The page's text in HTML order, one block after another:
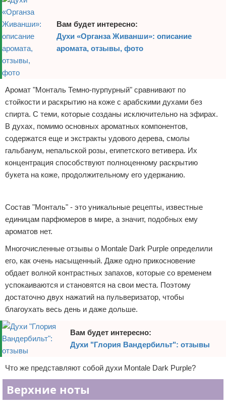
Вам будет интересно:
Духи «Органза Живанши»: описание
аромата, отзывы, фото
Аромат "Монталь Темно-пурпурный" сравнивают по
стойкости и раскрытию на коже с арабскими духами без
спирта. С теми, которые созданы исключительно на эфирах.
В духах, помимо основных ароматных компонентов,
содержатся еще и экстракты удового дерева, смолы
гальбанум, непальской розы, египетского ветивера. Их
концентрация способствуют полноценному раскрытию
букета на коже, продолжительному его удержанию.
Состав "Монталь" - это уникальные рецепты, известные
единицам парфюмеров в мире, а значит, подобных ему
ароматов нет.
Многочисленные отзывы о Montale Dark Purple определили
его, как очень насыщенный. Даже одно прикосновение
обдает волной контрастных запахов, которые со временем
успокаиваются и становятся на свои места. Поэтому
достаточно двух нажатий на пульверизатор, чтобы
благоухать весь день и даже дольше.
Вам будет интересно:
Духи "Глория Вандербильт": отзывы
Что же представляют собой духи Montale Dark Purple?
Верхние ноты